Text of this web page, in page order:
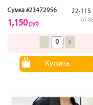
Сумка #23472956 22-115
1,150руб
- +
Купить